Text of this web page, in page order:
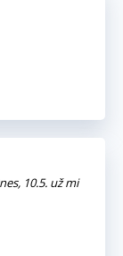
10.5. už mi